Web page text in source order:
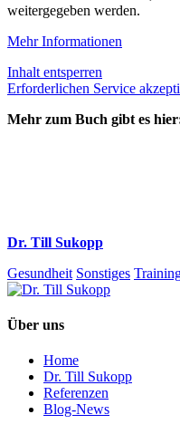
weitergegeben werden.
Mehr Informationen
Inhalt entsperren
Erforderlichen Service
Mehr zum Buch gibt es
Dr. Till Sukopp
Gesundheit Sonstiges
Über uns
Home
Dr. Till Sukopp
Referenzen
Blog-News